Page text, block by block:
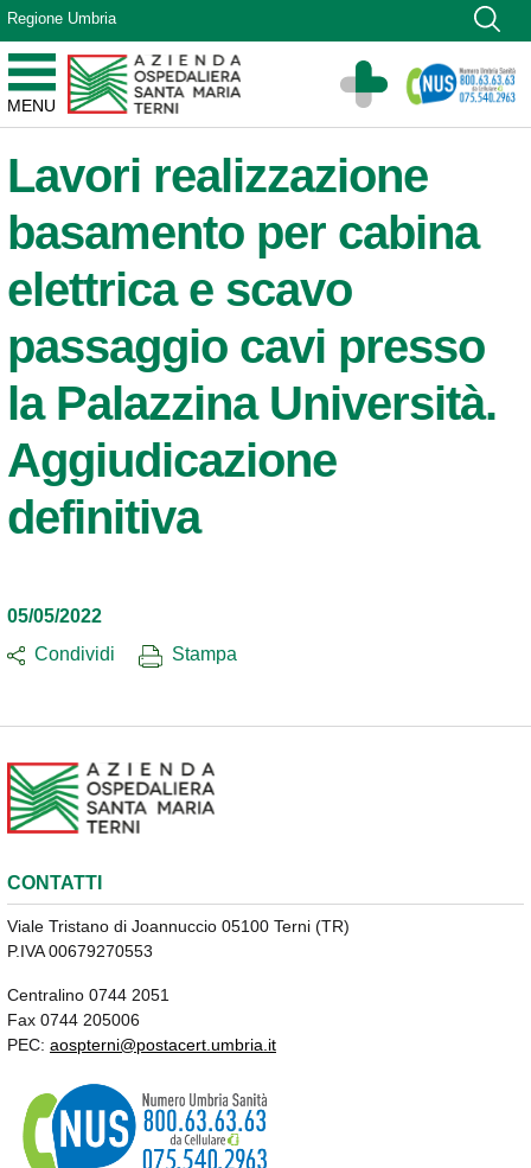
Vai ai contenuti
Vai al menu di navigazione
Vai al footer
Regione Umbria
MENU
Azienda Ospedaliera Santa Maria di Terni
Sito Istituzionale
Lavori realizzazione
basamento per cabina
elettrica e scavo
passaggio cavi presso
la Palazzina Università.
Aggiudicazione
definitiva
05/05/2022
Condividi
Stampa
CONTATTI
Viale Tristano di Joannuccio 05100 Terni (TR)
P.IVA 00679270553
Centralino 0744 2051
Fax 0744 205006
PEC: aospterni@postacert.umbria.it